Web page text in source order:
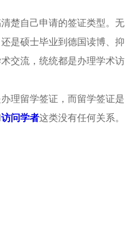
楚自己申请的签证类型。无
还是硕士毕业到德国读博、抑
交流，统统都是办理学术访
理留学签证，而留学签证是
访问学者这类没有任何关系。